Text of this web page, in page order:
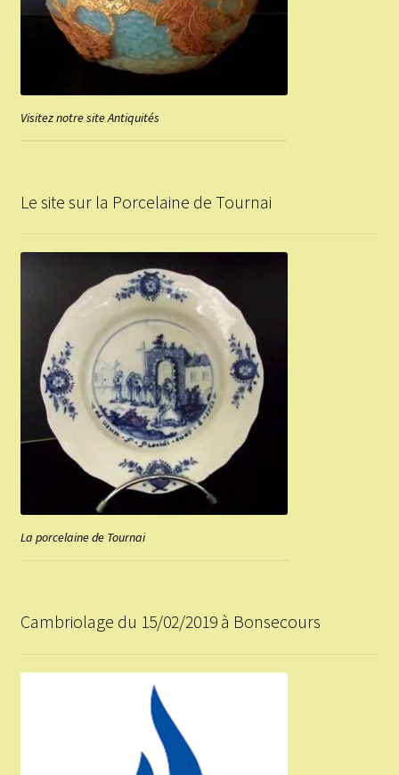
Visitez notre site Antiquités
Le site sur la Porcelaine de Tournai
La porcelaine de Tournai
Cambriolage du 15/02/2019 à Bonsecours